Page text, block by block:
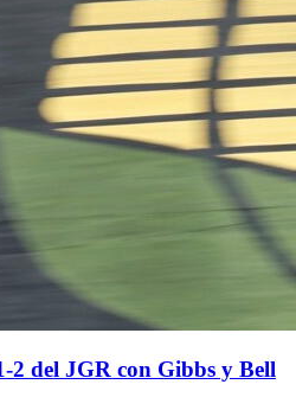
2 del JGR con Gibbs y Bell